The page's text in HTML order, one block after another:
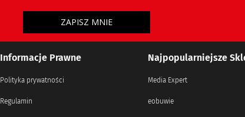
Informacje Prawne
Polityka prywatności
Regulamin
Najpopularniejsze
Media Expert
eobuwie